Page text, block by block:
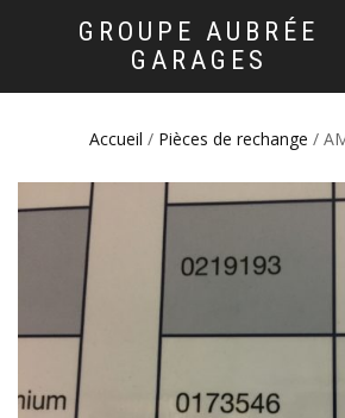
GROUPE AUBRÉE
GARAGES
Accueil / Pièces de rechange /